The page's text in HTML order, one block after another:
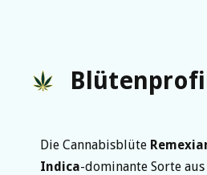
Blütenprofil
Die Cannabisblüte
Indica-dominante Sorte